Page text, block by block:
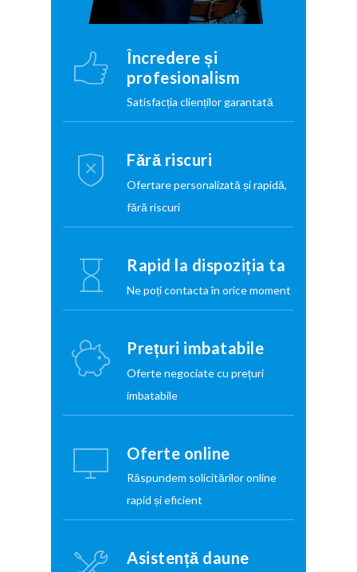
Încredere și
profesionalism
Satisfacția clienților garantată
Fără riscuri
Ofertare personalizată și rapidă,
fără riscuri
Rapid la dispoziția ta
Ne poți contacta în orice moment
Prețuri imbatabile
Oferte negociate cu prețuri
imbatabile
Oferte online
Răspundem solicitărilor online
rapid și eficient
Asistență daune